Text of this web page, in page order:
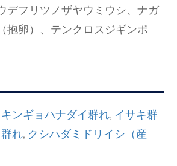
デフリツノザヤウミウシ、ナガ
抱卵）、テンクロスジギンポ
キンギョハナダイ群れ, イサキ群
れ, クシハダミドリイシ（産